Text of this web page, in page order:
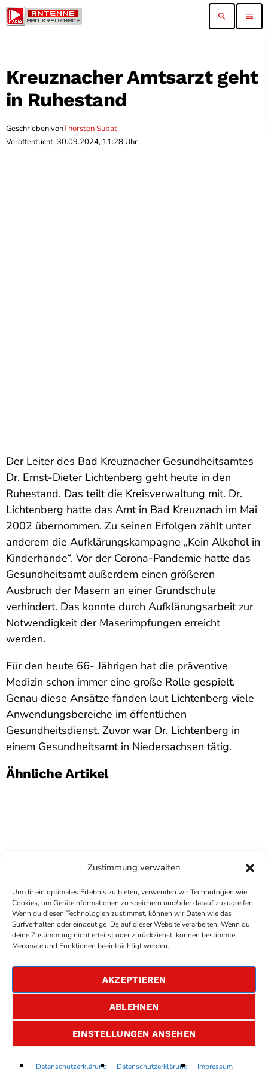
Zustimmung verwalten
Um dir ein optimales Erlebnis zu bieten, verwenden wir Technologien wie
Cookies, um Geräteinformationen zu speichern und/oder darauf zuzugreifen.
Wenn du diesen Technologien zustimmst, können wir Daten wie das
Surfverhalten oder eindeutige IDs auf dieser Website verarbeiten. Wenn du
deine Zustimmung nicht erteilst oder zurückziehst, können bestimmte
Merkmale und Funktionen beeinträchtigt werden.
AKZEPTIEREN
ABLEHNEN
EINSTELLUNGEN ANSEHEN
Datenschutzerklärung Datenschutzerklärung Impressum
I Will Love You Monday
search menu
Kreuznacher Amtsarzt geht
in Ruhestand
Geschrieben vonThorsten Subat
Veröffentlicht: 30.09.2024, 11:28 Uhr
Der Leiter des Bad Kreuznacher Gesundheitsamtes
Dr. Ernst-Dieter Lichtenberg geht heute in den
Ruhestand. Das teilt die Kreisverwaltung mit. Dr.
Lichtenberg hatte das Amt in Bad Kreuznach im Mai
2002 übernommen. Zu seinen Erfolgen zählt unter
anderem die Aufklärungskampagne „Kein Alkohol in
Kinderhände“. Vor der Corona-Pandemie hatte das
Gesundheitsamt außerdem einen größeren
Ausbruch der Masern an einer Grundschule
verhindert. Das konnte durch Aufklärungsarbeit zur
Notwendigkeit der Maserimpfungen erreicht
werden.
Für den heute 66- Jährigen hat die präventive
Medizin schon immer eine große Rolle gespielt.
Genau diese Ansätze fänden laut Lichtenberg viele
Anwendungsbereiche im öffentlichen
Gesundheitsdienst. Zuvor war Dr. Lichtenberg in
einem Gesundheitsamt in Niedersachsen tätig.
Ähnliche Artikel
COPYRIGHTANTENNE BAD KREUZNACH
DATENSCHUTZERKLÄRUNG
ALLGEMEINE GESCHÄFTSBEDINGUNGEN
GEWINNSPIELBEDINGUNGEN